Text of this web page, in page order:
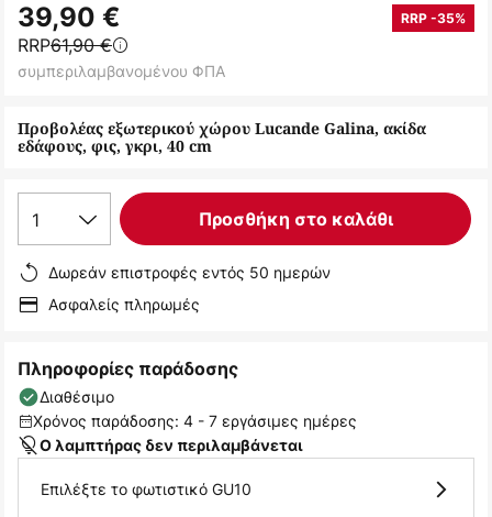
στην
αρχή
της
εικόνων
Προβολέας εξωτερικού χώρου Lucande Galina, ακίδα
εδάφους, φις, γκρι, 40 cm
39,90 € RRP -35%
RRP61,90 €
συμπεριλαμβανομένου ΦΠΑ
1 Προσθήκη στο καλάθι
Δωρεάν επιστροφές εντός 50 ημερών
Ασφαλείς πληρωμές
Πληροφορίες παράδοσης
Διαθέσιμο
Χρόνος παράδοσης: 4 - 7 εργάσιμες ημέρες
Ο λαμπτήρας δεν περιλαμβάνεται
Επιλέξτε το φωτιστικό GU10